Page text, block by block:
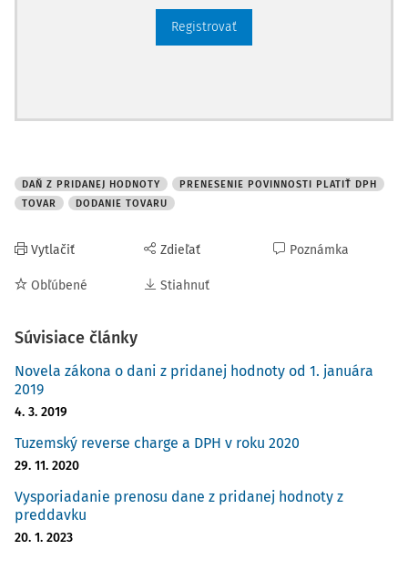
Registrovať
DAŇ Z PRIDANEJ HODNOTY
PRENESENIE POVINNOSTI PLATIŤ DPH
TOVAR
DODANIE TOVARU
Vytlačiť
Obľúbené
Zdieľať
Stiahnuť
Poznámka
Súvisiace články
Novela zákona o dani z pridanej hodnoty od 1. januára
2019
4. 3. 2019
Tuzemský reverse charge a DPH v roku 2020
29. 11. 2020
Vysporiadanie prenosu dane z pridanej hodnoty z
preddavku
20. 1. 2023